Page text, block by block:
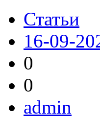
Статьи
16-09-
0
0
admin